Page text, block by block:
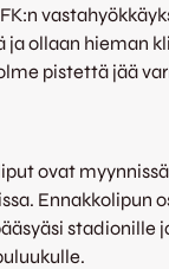
ja ollaan hieman
pistettä jää
ovat
Ennakkolipun
stadionille